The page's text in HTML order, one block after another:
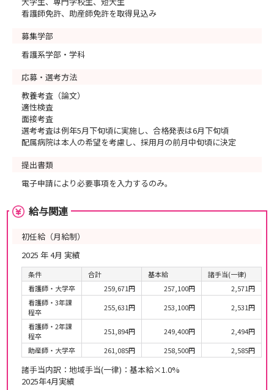
看護師免許、助産師免許を取得見込み
募集学部
看護系学部・学科
応募・選考方法
教養考査（論文）
適性検査
面接考査
選考考査は例年5月下旬頃に実施し、合格発表は6月下旬頃
配属病院は本人の希望を考慮し、採用月の前月中旬頃に決定
提出書類
電子申請により必要事項を入力するのみ。
給与関連
初任給（月給制）
2025 年 4月 実績
条件 合計 基本給
諸手当(一律)
看護師・大学卒
259,671円 257,100円
2,571円
看護師・3年課
程卒
255,631円 253,100円
2,531円
看護師・2年課
程卒
251,894円 249,400円
2,494円
助産師・大学卒
261,085円 258,500円 2,585円
諸手当内訳：地域手当(一律)：基本給×1.0%
2025年4月実績